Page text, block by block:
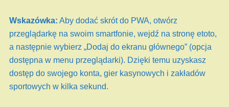
Wskazówka: Aby dodać skrót do PWA, otwórz
przeglądarkę na swoim smartfonie, wejdź na stronę etoto,
a następnie wybierz „Dodaj do ekranu głównego” (opcja
dostępna w menu przeglądarki). Dzięki temu uzyskasz
dostęp do swojego konta, gier kasynowych i zakładów
sportowych w kilka sekund.